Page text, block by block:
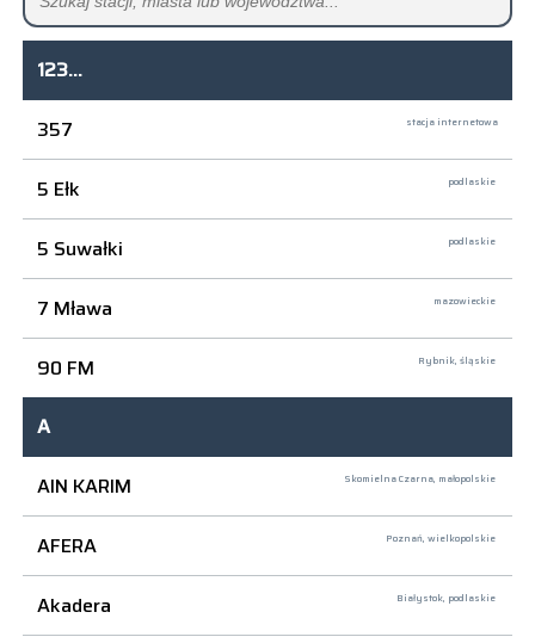
123...
357
stacja internetowa
5 Ełk podlaskie
5 Suwałki podlaskie
7 Mława mazowieckie
90 FM Rybnik, śląskie
A
AIN KARIM
Skomielna Czarna, małopolskie
AFERA Poznań, wielkopolskie
Akadera Białystok, podlaskie